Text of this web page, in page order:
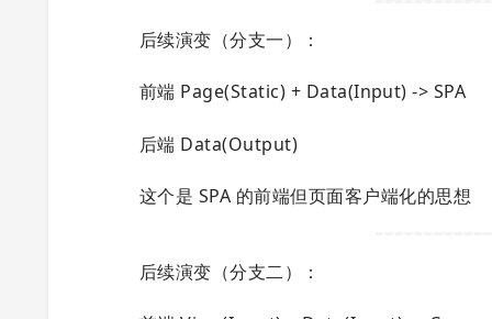
后续演变（分支一）：
前端 Page(Static) + Data(Input) -> SPA
后端 Data(Output)
这个是 SPA 的前端但页面客户端化的思想
后续演变（分支二）：